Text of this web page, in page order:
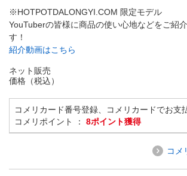
※HOTPOTDALONGYI.COM 限定モデル
YouTuberの皆様に商品の使い心地などをご紹
す！
紹介動画はこちら
ネット販売
価格（税込）
コメリカード番号登録、コメリカードでお支
コメリポイント ： 8ポイント獲得
コメ